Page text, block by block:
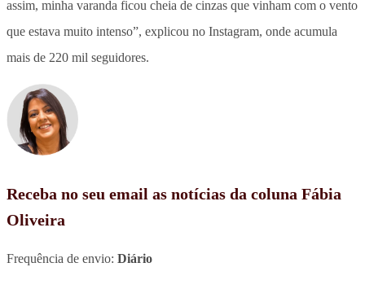
assim, minha varanda ficou cheia de cinzas que vinham com o vento
que estava muito intenso”, explicou no Instagram, onde acumula
mais de 220 mil seguidores.
Receba no seu email as notícias da coluna Fábia
Oliveira
Frequência de envio: Diário